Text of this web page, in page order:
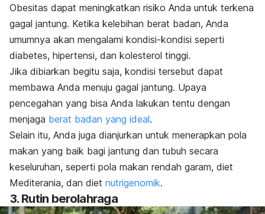
Obesitas dapat meningkatkan risiko Anda untuk terkena
gagal jantung. Ketika kelebihan berat badan, Anda
umumnya akan mengalami kondisi-kondisi seperti
diabetes, hipertensi, dan kolesterol tinggi.
Jika dibiarkan begitu saja, kondisi tersebut dapat
membawa Anda menuju gagal jantung. Upaya
pencegahan yang bisa Anda lakukan tentu dengan
menjaga berat badan yang ideal.
Selain itu, Anda juga dianjurkan untuk menerapkan pola
makan yang baik bagi jantung dan tubuh secara
keseluruhan, seperti pola makan rendah garam, diet
Mediterania, dan diet nutrigenomik.
3. Rutin berolahraga